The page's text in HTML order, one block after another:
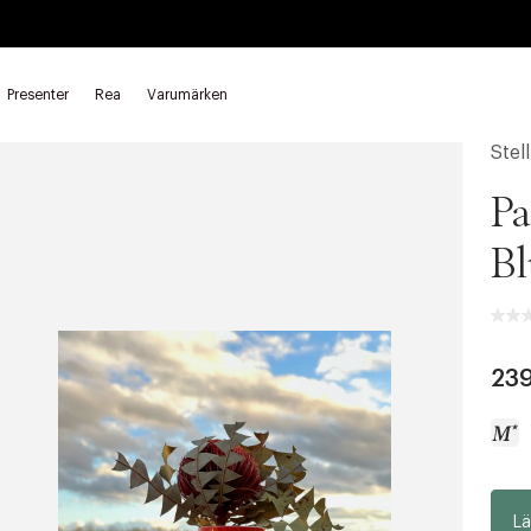
Presenter Rea Varumärken